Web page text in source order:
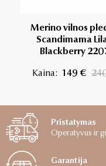
Merino vilnos
Scandimama
Blackberry
Kaina: 149 €
Pristatymas
Operatyvus ir
Garantija